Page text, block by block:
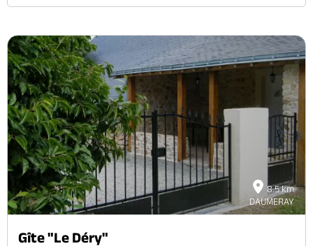
8.5 km
DAUMERAY
Gîte "Le Déry"